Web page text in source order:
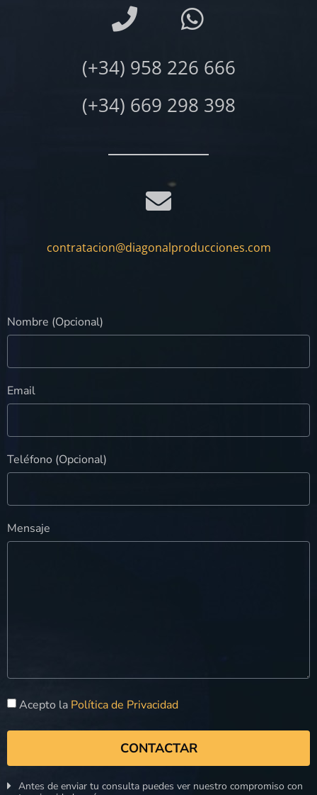
(+34) 958 226 666
(+34) 669 298 398
contratacion@diagonalproducciones.com
Nombre (Opcional)
Email
Teléfono (Opcional)
Mensaje
Acepto la Política de Privacidad
CONTACTAR
Antes de enviar tu consulta puedes ver nuestro compromiso con